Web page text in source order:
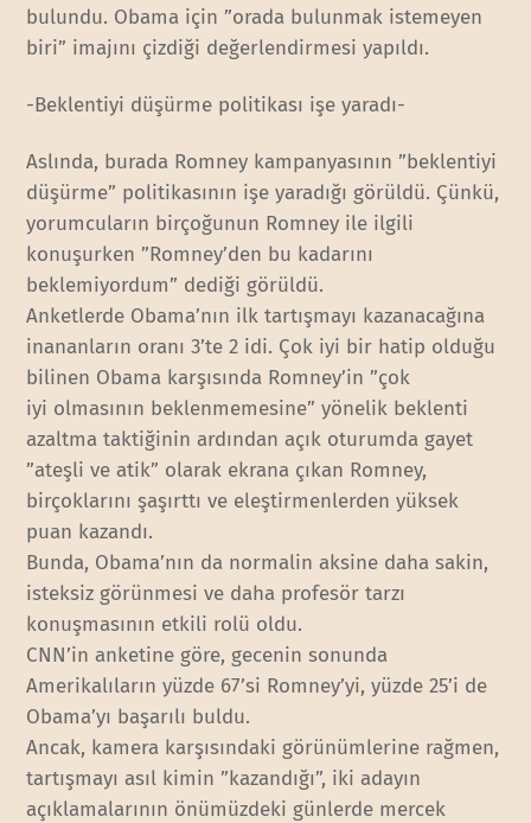
bulundu. Obama için ”orada bulunmak istemeyen
biri” imajını çizdiği değerlendirmesi yapıldı.
-Beklentiyi düşürme politikası işe yaradı-
Aslında, burada Romney kampanyasının ”beklentiyi
düşürme” politikasının işe yaradığı görüldü. Çünkü,
yorumcuların birçoğunun Romney ile ilgili
konuşurken ”Romney’den bu kadarını
beklemiyordum” dediği görüldü.
Anketlerde Obama’nın ilk tartışmayı kazanacağına
inananların oranı 3’te 2 idi. Çok iyi bir hatip olduğu
bilinen Obama karşısında Romney’in ”çok
iyi olmasının beklenmemesine” yönelik beklenti
azaltma taktiğinin ardından açık oturumda gayet
”ateşli ve atik” olarak ekrana çıkan Romney,
birçoklarını şaşırttı ve eleştirmenlerden yüksek
puan kazandı.
Bunda, Obama’nın da normalin aksine daha sakin,
isteksiz görünmesi ve daha profesör tarzı
konuşmasının etkili rolü oldu.
CNN’in anketine göre, gecenin sonunda
Amerikalıların yüzde 67’si Romney’yi, yüzde 25’i de
Obama’yı başarılı buldu.
Ancak, kamera karşısındaki görünümlerine rağmen,
tartışmayı asıl kimin ”kazandığı”, iki adayın
açıklamalarının önümüzdeki günlerde mercek